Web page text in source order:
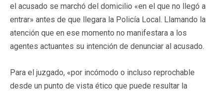
el acusado se marchó del domicilio «en el que no llegó a
entrar» antes de que llegara la Policía Local. Llamando la
atención que en ese momento no manifestara a los
agentes actuantes su intención de denunciar al acusado.
Para el juzgado, «por incómodo o incluso reprochable
desde un punto de vista ético que puede resultar la